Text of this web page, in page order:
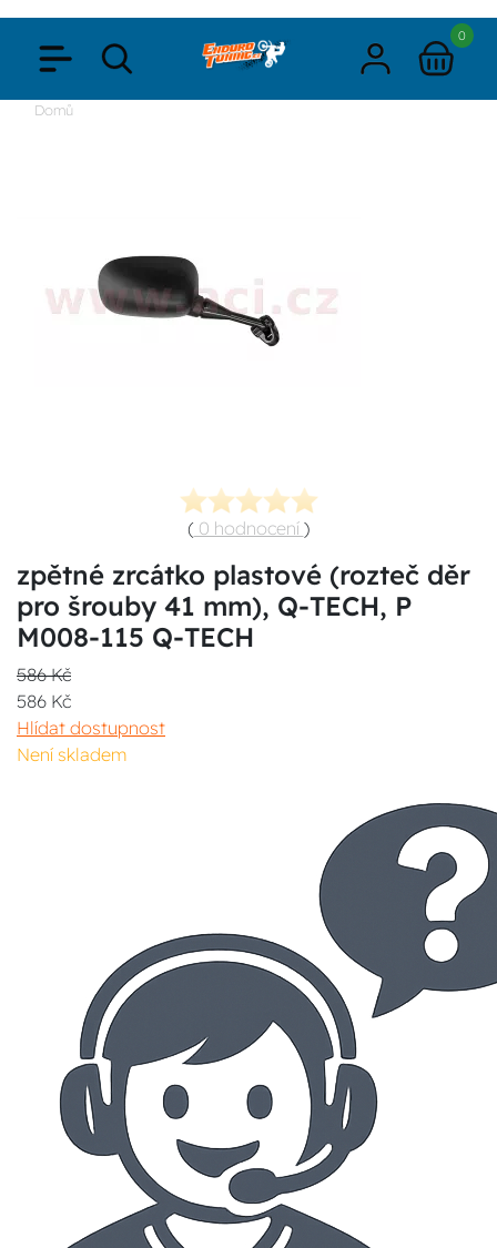
0
Domů
( 0 hodnocení )
zpětné zrcátko plastové (rozteč děr
pro šrouby 41 mm), Q-TECH, P
M008-115 Q-TECH
586 Kč
586 Kč
Hlídat dostupnost
Není skladem